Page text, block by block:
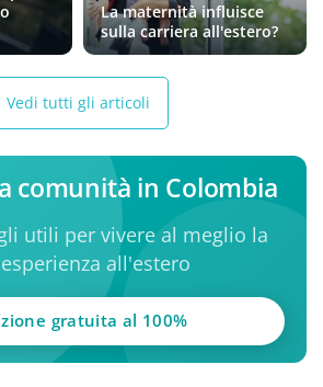
La maternità influisce
sulla carriera all'estero?
Vedi tutti gli articoli
comunità in Colombia
utili per vivere al meglio la
all'estero
gratuita al 100%